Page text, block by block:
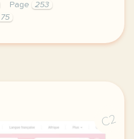
Page
253
75
privee est une priorite
C2